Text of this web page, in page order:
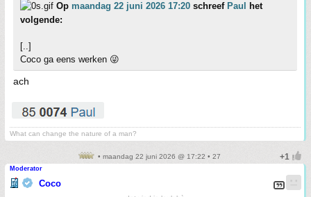
Op maandag 22 juni 2026 17:20 schreef Paul
het
volgende:
[..]
Coco ga eens werken 😜
ach
What can change the nature of a man?
• maandag 22 juni 2026 @ 17:22 • 27
Moderator
Coco